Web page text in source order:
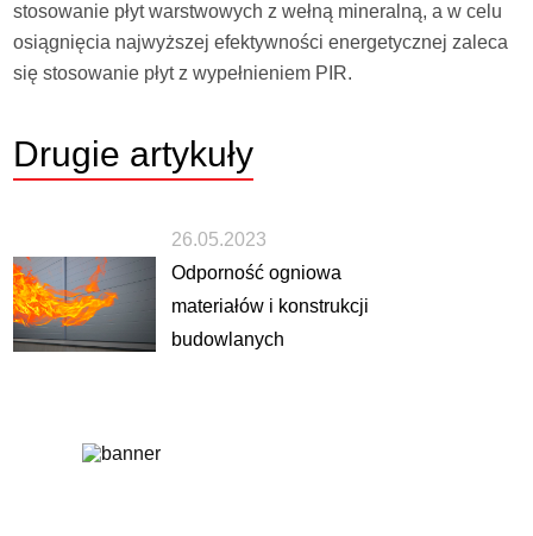
stosowanie płyt warstwowych z wełną mineralną, a w celu
osiągnięcia najwyższej efektywności energetycznej zaleca
się stosowanie płyt z wypełnieniem PIR.
Drugie artykuły
26.05.2023
Odporność ogniowa
materiałów i konstrukcji
budowlanych